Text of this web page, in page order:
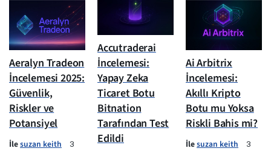
Aeralyn Tradeon
İncelemesi 2025:
Güvenlik,
Riskler ve
Potansiyel
İlesuzan keith
3
Accutraderai
İncelemesi:
Yapay Zeka
Ticaret Botu
Bitnation
Tarafından Test
Edildi
Ai Arbitrix
İncelemesi:
Akıllı Kripto
Botu mu Yoksa
Riskli Bahis mi?
İlesuzan keith
3